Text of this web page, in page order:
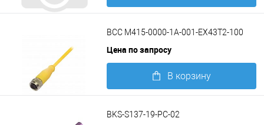
BCC M415-0000-1A-001-EX43T2-100
Цена по запросу
В корзину
BKS-S137-19-PC-02